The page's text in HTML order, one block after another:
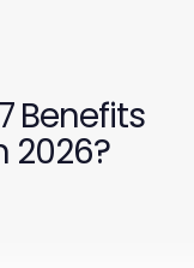
Benefits
2026?